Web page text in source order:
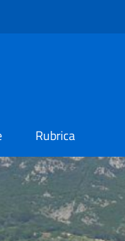
Rubrica